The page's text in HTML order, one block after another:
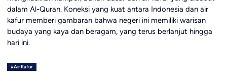
dalam Al-Quran. Koneksi yang kuat antara Indonesia dan air
kafur memberi gambaran bahwa negeri ini memiliki warisan
budaya yang kaya dan beragam, yang terus berlanjut hingga
hari ini.
#Air Kafur